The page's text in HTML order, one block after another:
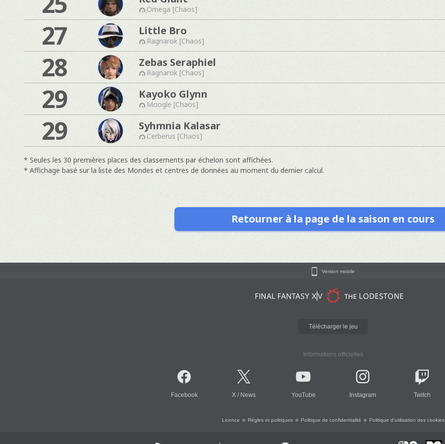
Omega [Chaos]
27 Little Bro
Ragnarok [Chaos]
28 Zebas Seraphiel
Ragnarok [Chaos]
29 Kayoko Glynn
Moogle [Chaos]
29 Syhmnia Kalasar
Cerberus [Chaos]
* Seules les 30 premières places des classements par échelon sont affichées.
* Affichage basé sur la liste des Mondes et centres de données au moment du dernier calcul.
Retourner à la page de la saison en cours
Version mobile
Télécharger le jeu
Informations officielles
Facebook X / News YouTube Instagram Twitch
Licence Règles et politiques Politique de confidentialité Politique d'utilisation des cookies